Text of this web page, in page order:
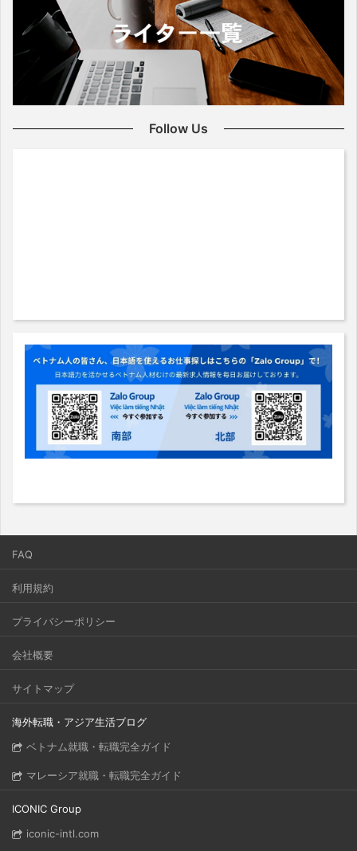
Follow Us
FAQ
利用規約
プライバシーポリシー
会社概要
サイトマップ
海外転職・アジア生活ブログ
ベトナム就職・転職完全ガイド
マレーシア就職・転職完全ガイド
ICONIC Group
iconic-intl.com